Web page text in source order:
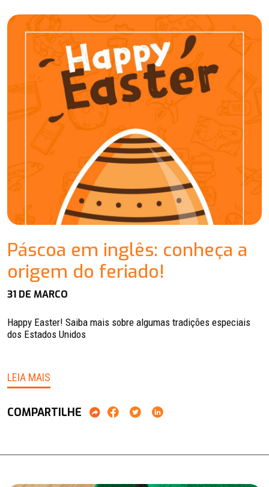
Páscoa em inglês: conheça a
origem do feriado!
31 DE MARCO
Happy Easter! Saiba mais sobre algumas tradições especiais
dos Estados Unidos
LEIA MAIS
COMPARTILHE